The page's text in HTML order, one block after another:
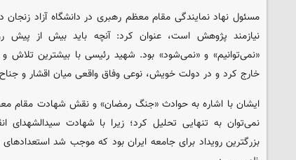
مسئول نهاد نمایندگی مقام معظم رهبری در دانشگاه آزاد
نیازمند پژوهش است، عنوان کرد: آنچه باید بیش از پیش
«نمی‌توانیم» و «نمی‌شود» بود. شهید رئیسی با بیشترین تلاش و
خارج کرد و در دولت خویش، نوعی وفاق واقعی میان اقشار و
ایشان با اشاره به حوادث «جنگ رمضان» و نقش شهادت مقام
نمی‌توان به تنهایی تحلیل کرد؛ زیرا با شهادت
بزرگترین رویداد برای جامعه ایران بود که موجب شد